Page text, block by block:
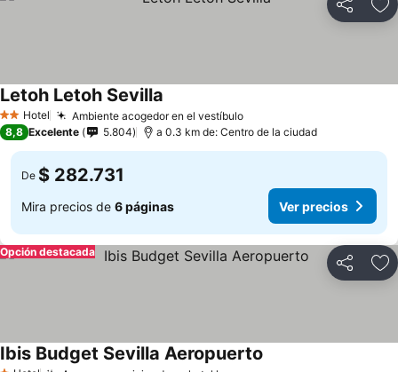
Compartir
2 Estrellas
Hotel Ambiente acogedor en el vestíbulo
Letoh Letoh Sevilla
8,8 Excelente 5.804 a 0.3 km de: Centro de la ciudad
De $ 282.731
Mira precios de 6 páginas Ver precios
Compartir
Opción destacada
Ibis Budget Sevilla Aeropuerto